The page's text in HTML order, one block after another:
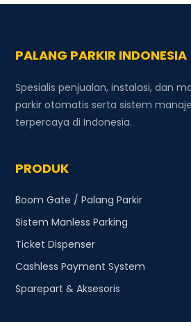
PALANG PARKIR INDONESIA
Spesialis penjualan, instalasi, dan
parkir otomatis serta sistem
terpercaya di Indonesia.
PRODUK
Boom Gate / Palang Parkir
Sistem Manless Parking
Ticket Dispenser
Cashless Payment System
Sparepart & Aksesoris